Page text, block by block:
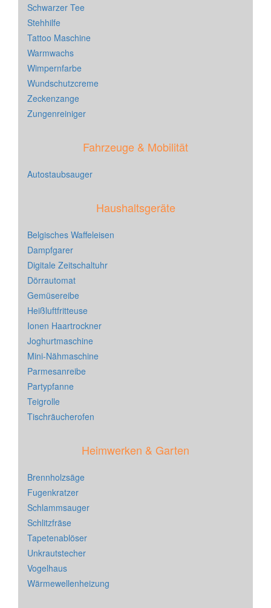
Schwarzer Tee
Stehhilfe
Tattoo Maschine
Warmwachs
Wimpernfarbe
Wundschutzcreme
Zeckenzange
Zungenreiniger
Fahrzeuge & Mobilität
Autostaubsauger
Haushaltsgeräte
Belgisches Waffeleisen
Dampfgarer
Digitale Zeitschaltuhr
Dörrautomat
Gemüsereibe
Heißluftfritteuse
Ionen Haartrockner
Joghurtmaschine
Mini-Nähmaschine
Parmesanreibe
Partypfanne
Teigrolle
Tischräucherofen
Heimwerken & Garten
Brennholzsäge
Fugenkratzer
Schlammsauger
Schlitzfräse
Tapetenablöser
Unkrautstecher
Vogelhaus
Wärmewellenheizung